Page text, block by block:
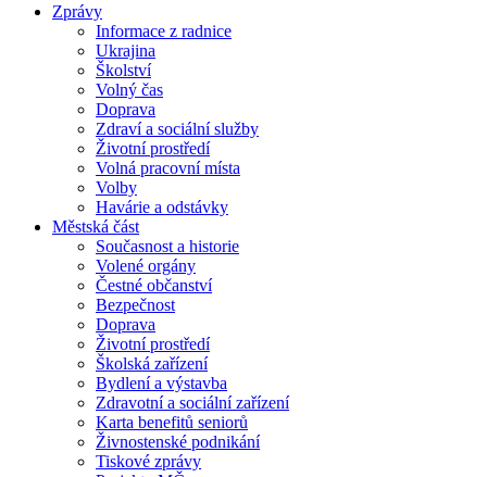
Zprávy
Informace z radnice
Ukrajina
Školství
Volný čas
Doprava
Zdraví a sociální služby
Životní prostředí
Volná pracovní místa
Volby
Havárie a odstávky
Městská část
Současnost a historie
Volené orgány
Čestné občanství
Bezpečnost
Doprava
Životní prostředí
Školská zařízení
Bydlení a výstavba
Zdravotní a sociální zařízení
Karta benefitů seniorů
Živnostenské podnikání
Tiskové zprávy